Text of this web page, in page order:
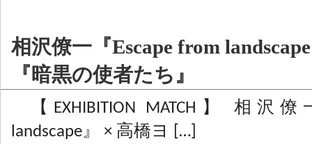
相沢僚一『Escape from
『暗黒の使者たち』
【EXHIBITION MATCH】 相沢僚
landscape』 × 高橋ヨ […]